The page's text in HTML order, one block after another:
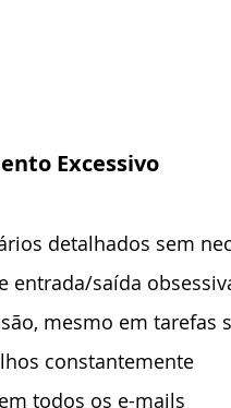
Excessivo
detalhados sem
entrada/saída
mesmo em tarefas
constantemente
todos os e-mails